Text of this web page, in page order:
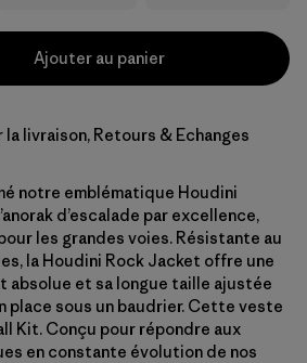
Ajouter au panier
livraison, Retours & Echanges
notre emblématique Houdini
d’escalade par excellence,
les grandes voies. Résistante au
la Houdini Rock Jacket offre une
absolue et sa longue taille ajustée
place sous un baudrier. Cette veste
Kit. Conçu pour répondre aux
en constante évolution de nos